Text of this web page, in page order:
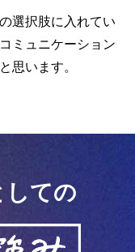
選択肢に入れてい
ミュニケーション
思います。
しての